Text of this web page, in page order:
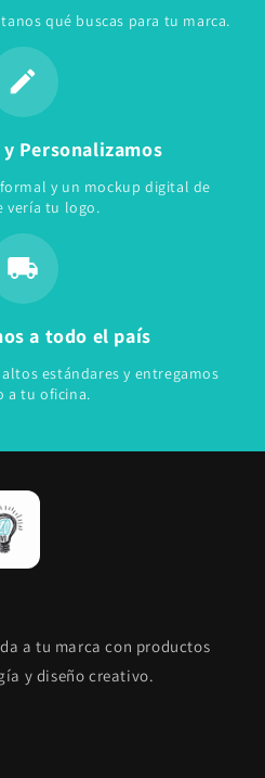
qué buscas para tu marca.
Personalizamos
y un mockup digital de
vería tu logo.
a todo el país
estándares y entregamos
a tu oficina.
a tu marca con productos
y diseño creativo.